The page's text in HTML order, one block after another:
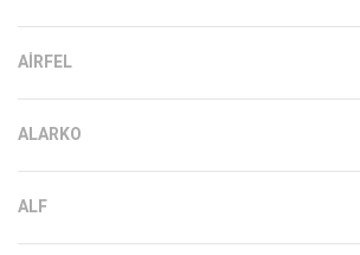
AIRFEL
ALARKO
ALF